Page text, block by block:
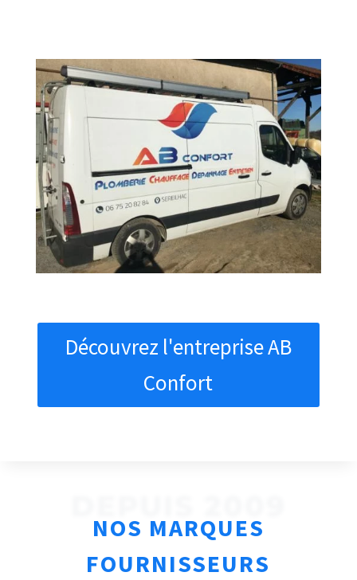
Découvrez l'entreprise AB
Confort
NOS MARQUES
FOURNISSEURS